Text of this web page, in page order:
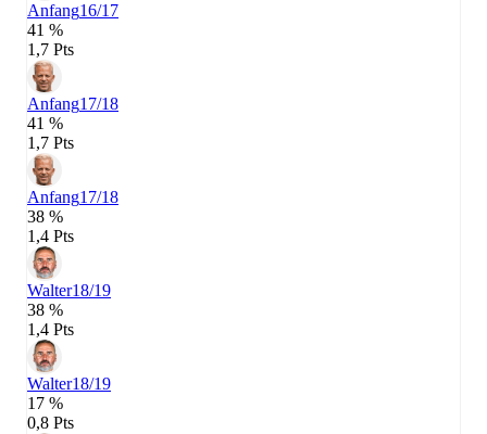
Anfang16/17
41 %
1,7 Pts
Anfang17/18
41 %
1,7 Pts
Anfang17/18
38 %
1,4 Pts
Walter18/19
38 %
1,4 Pts
Walter18/19
17 %
0,8 Pts